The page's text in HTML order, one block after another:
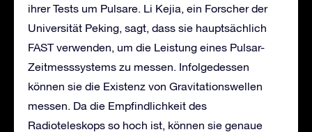
ihrer Tests um Pulsare. Li Kejia, ein Forscher der
Universität Peking, sagt, dass sie hauptsächlich
FAST verwenden, um die Leistung eines Pulsar-
Zeitmesssystems zu messen. Infolgedessen
können sie die Existenz von Gravitationswellen
messen. Da die Empfindlichkeit des
Radioteleskops so hoch ist, können sie genaue